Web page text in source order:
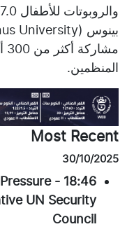
المنظمين.
Most Recent
30/10/2025
18:46
-
UN Security
Council